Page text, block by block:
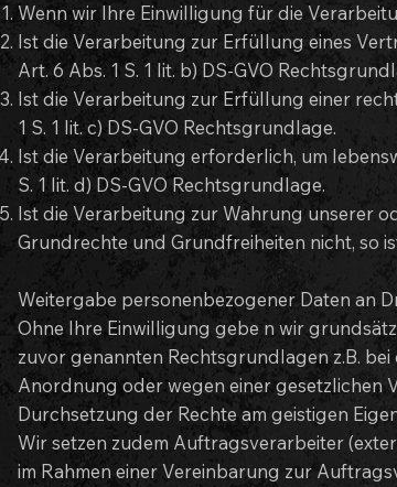
Wenn wir Ihre Einwilligung für die
Ist die Verarbeitung zur Erfüllung eines
Art. 6 Abs. 1 S. 1 lit. b) DS-GVO
Ist die Verarbeitung zur Erfüllung einer
1 S. 1 lit. c) DS-GVO Rechtsgrundlage.
Ist die Verarbeitung erforderlich, um
S. 1 lit. d) DS-GVO Rechtsgrundlage.
Ist die Verarbeitung zur Wahrung unserer
Grundrechte und Grundfreiheiten nicht, so
Weitergabe personenbezogener Daten an
Ohne Ihre Einwilligung gebe n wir
zuvor genannten Rechtsgrundlagen z.B.
Anordnung oder wegen einer gesetzlichen
Durchsetzung der Rechte am geistigen
Wir setzen zudem Auftragsverarbeiter
im Rahmen einer Vereinbarung zur